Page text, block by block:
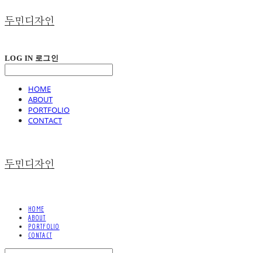
두민디자인
LOG IN 로그인
HOME
ABOUT
PORTFOLIO
CONTACT
두민디자인
HOME
ABOUT
PORTFOLIO
CONTACT